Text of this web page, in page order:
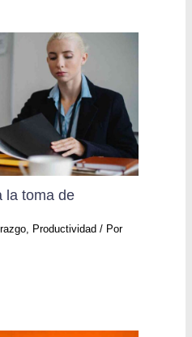
la toma de
, Productividad / Por